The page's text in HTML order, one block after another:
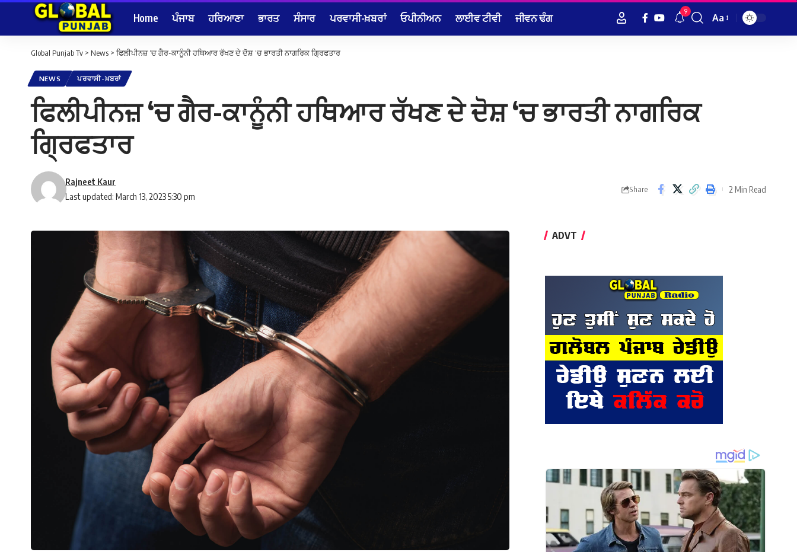
Home ਪੰਜਾਬ ਹਰਿਆਣਾ ਭਾਰਤ ਸੰਸਾਰ ਪਰਵਾਸੀ-ਖ਼ਬਰਾਂ ਓਪੀਨੀਅਨ ਲਾਈਵ ਟੀਵੀ ਜੀਵਨ ਢੰਗ 9
Font
Aa
Global Punjab Tv > News > ਫਿਲੀਪੀਨਜ਼ ‘ਚ ਗੈਰ-ਕਾਨੂੰਨੀ ਹਥਿਆਰ ਰੱਖਣ ਦੇ ਦੋਸ਼ ‘ਚ ਭਾਰਤੀ ਨਾਗਰਿਕ ਗ੍ਰਿਫਤਾਰ
NEWS ਪਰਵਾਸੀ-ਖ਼ਬਰਾਂ
ਫਿਲੀਪੀਨਜ਼ ‘ਚ ਗੈਰ-ਕਾਨੂੰਨੀ ਹਥਿਆਰ ਰੱਖਣ ਦੇ ਦੋਸ਼ ‘ਚ ਭਾਰਤੀ ਨਾਗਰਿਕ
ਗ੍ਰਿਫਤਾਰ
Last updated: March 13, 2023 5:30 pm
Rajneet Kaur
Share 2 Min Read
ADVT